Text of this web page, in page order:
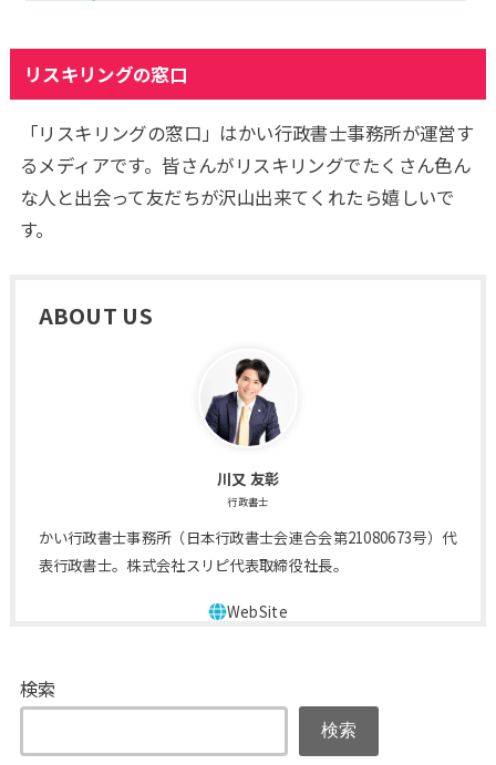
リスキリングの窓口
「リスキリングの窓口」はかい行政書士事務所が運営す
るメディアです。皆さんがリスキリングでたくさん色ん
な人と出会って友だちが沢山出来てくれたら嬉しいで
す。
ABOUT US
川又 友彰
行政書士
かい行政書士事務所（日本行政書士会連合会第21080673号）代
表行政書士。株式会社スリピ代表取締役社長。
検索
検索